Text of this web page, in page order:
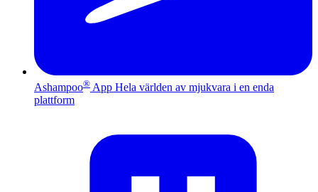
Ashampoo® App Hela världen av mjukvara i en enda
plattform